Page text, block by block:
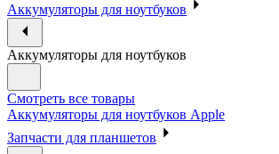
Аккумуляторы для ноутбуков
Аккумуляторы для ноутбуков
Смотреть все товары
Аккумуляторы для ноутбуков Apple
Запчасти для планшетов